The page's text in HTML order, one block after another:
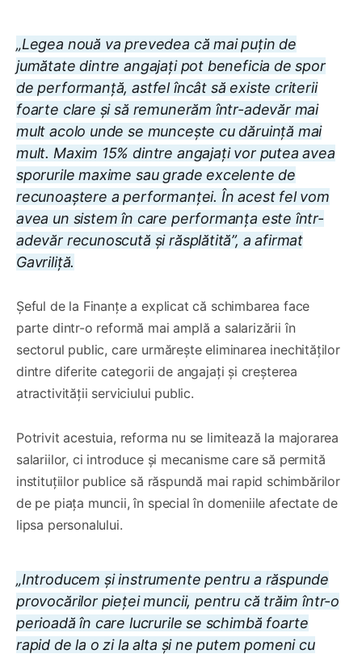
„Legea nouă va prevedea că mai puțin de
jumătate dintre angajați pot beneficia de spor
de performanță, astfel încât să existe criterii
foarte clare și să remunerăm într-adevăr mai
mult acolo unde se muncește cu dăruință mai
mult. Maxim 15% dintre angajați vor putea avea
sporurile maxime sau grade excelente de
recunoaștere a performanței. În acest fel vom
avea un sistem în care performanța este într-
adevăr recunoscută și răsplătită”, a afirmat
Gavriliță.
Șeful de la Finanțe a explicat că schimbarea face
parte dintr-o reformă mai amplă a salarizării în
sectorul public, care urmărește eliminarea inechităților
dintre diferite categorii de angajați și creșterea
atractivității serviciului public.
Potrivit acestuia, reforma nu se limitează la majorarea
salariilor, ci introduce și mecanisme care să permită
instituțiilor publice să răspundă mai rapid schimbărilor
de pe piața muncii, în special în domeniile afectate de
lipsa personalului.
„Introducem și instrumente pentru a răspunde
provocărilor pieței muncii, pentru că trăim într-o
perioadă în care lucrurile se schimbă foarte
rapid de la o zi la alta și ne putem pomeni cu